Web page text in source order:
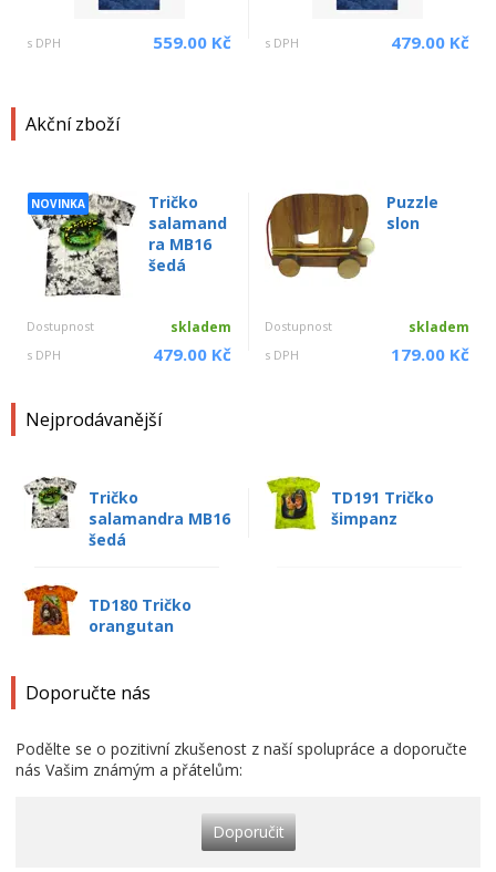
Akční zboží
NOVINKA
Tričko
salamand
ra MB16
šedá
Dostupnost skladem
s DPH 479.00 Kč
Puzzle
slon
Dostupnost skladem
s DPH 179.00 Kč
Nejprodávanější
Tričko
salamandra MB16
šedá
TD191 Tričko
šimpanz
TD180 Tričko
orangutan
Doporučte nás
Podělte se o pozitivní zkušenost z naší spolupráce a doporučte
nás Vašim známým a přátelům:
Doporučit
s DPH 559.00 Kč s DPH 479.00 Kč